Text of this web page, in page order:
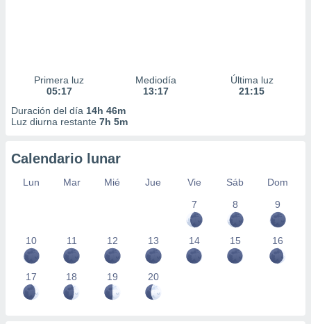
Primera luz
05:17
Mediodía
13:17
Última luz
21:15
Duración del día 14h 46m
Luz diurna restante 7h 5m
Calendario lunar
Lun Mar Mié Jue Vie Sáb
Dom
7
8 9
10 11 12 13 14 15 16
17 18 19 20